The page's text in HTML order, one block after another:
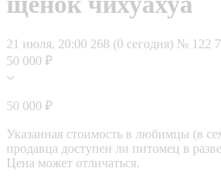
21 июля, 20:00 268 (0 сегодня) № 122
50 000 ₽
50 000 ₽
Указанная стоимость в любимцы (в
продавца доступен ли питомец в
Цена может отличаться.